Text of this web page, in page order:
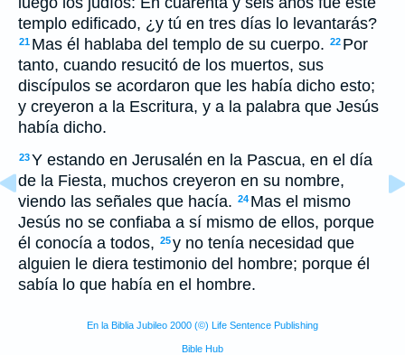
templo edificado, ¿y tú en tres días lo levantarás?
21 Mas él hablaba del templo de su cuerpo. 22 Por
tanto, cuando resucitó de los muertos, sus
discípulos se acordaron que les había dicho esto;
y creyeron a la Escritura, y a la palabra que Jesús
había dicho.
23Y estando en Jerusalén en la Pascua, en el día
de la Fiesta, muchos creyeron en su nombre,
viendo las señales que hacía. 24 Mas el mismo
Jesús no se confiaba a sí mismo de ellos, porque
él conocía a todos, 25y no tenía necesidad que
alguien le diera testimonio del hombre; porque él
sabía lo que había en el hombre.
En la Biblia Jubileo 2000 (©) Life Sentence Publishing
Bible Hub